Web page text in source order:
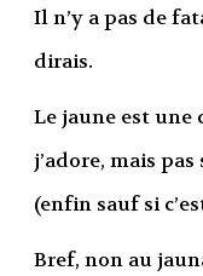
Il n’y a pas de
dirais.
Le jaune est une
j’adore, mais
(enfin sauf si
Bref, non au